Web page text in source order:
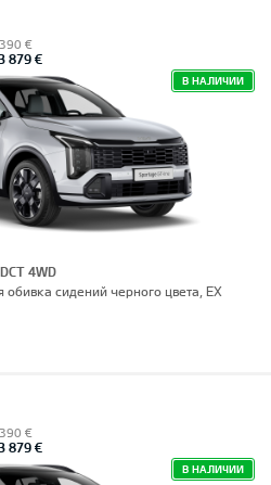
€
879 €
В НАЛИЧИИ
4WD
сидений черного цвета, EX
€
879 €
В НАЛИЧИИ